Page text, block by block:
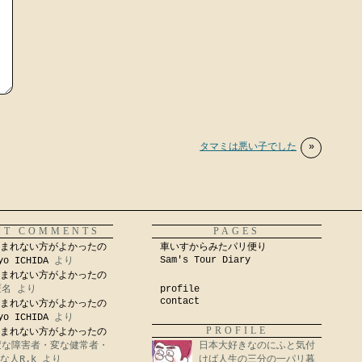
タマミは悪い子でした »
COMMENTS
れない方がよかったの
ICHIDAより
れない方がよかったの
より
れない方がよかったの
ICHIDAより
れない方がよかったの
障害者・変な健常者・
人R.kより
PAGES
車いすからみたパリ便り
Sam's Tour Diary
profile
contact
PROFILE
日本大好きなのにふと気付
けば人生の三分の一パリ暮